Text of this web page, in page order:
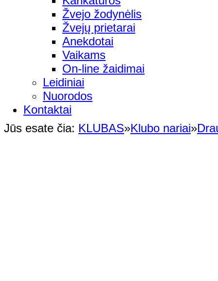
Žvejo žodynėlis
Žvejų prietarai
Anekdotai
Vaikams
On-line žaidimai
Leidiniai
Nuorodos
Kontaktai
Jūs esate čia: KLUBAS»Klubo nariai»